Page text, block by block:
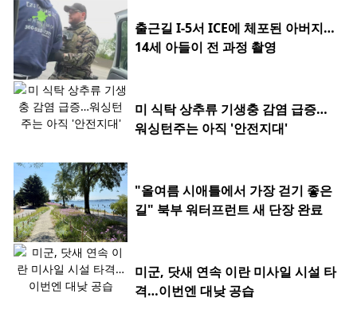
출근길 I-5서 ICE에 체포된 아버지…
14세 아들이 전 과정 촬영
미 식탁 상추류 기생충 감염 급증…
워싱턴주는 아직 '안전지대'
"올여름 시애틀에서 가장 걷기 좋은
길" 북부 워터프런트 새 단장 완료
미군, 닷새 연속 이란 미사일 시설 타
격…이번엔 대낮 공습